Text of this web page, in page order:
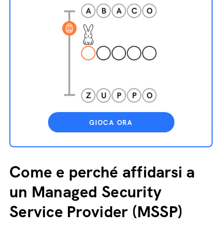
GIOCA ORA
Come e perché affidarsi a
un Managed Security
Service Provider (MSSP)